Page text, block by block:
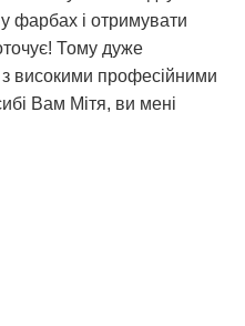
фарбах і отримувати
Тому дуже
високими професійними
Вам Мітя, ви мені